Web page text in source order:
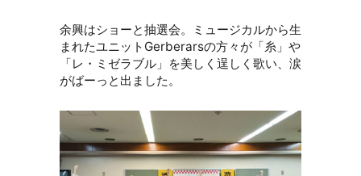
余興はショーと抽選会。ミュージカルから生
まれたユニットGerberarsの方々が「糸」や
「レ・ミゼラブル」を美しく逞しく歌い、涙
がばーっと出ました。